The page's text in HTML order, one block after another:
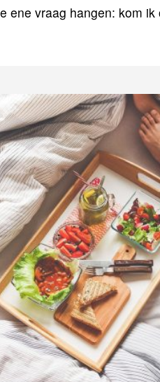
ene vraag hangen: kom